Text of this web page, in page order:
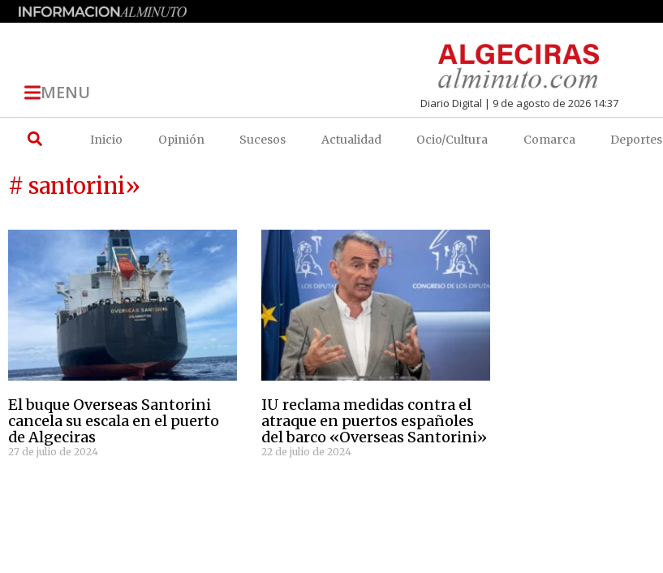
MENU Diario Digital | 9 de agosto de 2026 14:37
Inicio Opinión Sucesos Actualidad Ocio/Cultura Comarca Deportes
# santorini»
El buque Overseas Santorini
cancela su escala en el puerto
de Algeciras
27 de julio de 2024
IU reclama medidas contra el
atraque en puertos españoles
del barco «Overseas Santorini»
22 de julio de 2024